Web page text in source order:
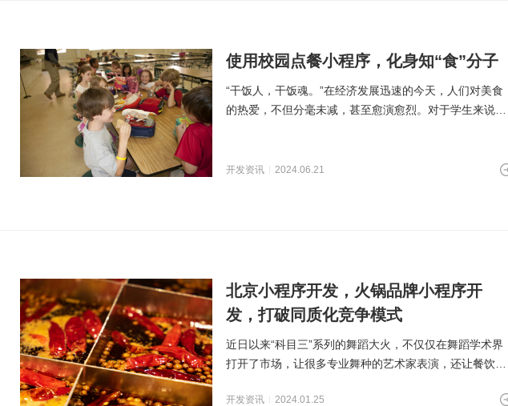
使用校园点餐小程序，化身知“食”分子
“干饭人，干饭魂。”在经济发展迅速的今天，人们对美食
的热爱，不但分毫未减，甚至愈演愈烈。对于学生来说，
开发资讯 2024.06.21
北京小程序开发，火锅品牌小程序开
发，打破同质化竞争模式
近日以来“科目三”系列的舞蹈大火，不仅仅在舞蹈学术界
打开了市场，让很多专业舞种的艺术家表演，还让餐饮服
开发资讯 2024.01.25